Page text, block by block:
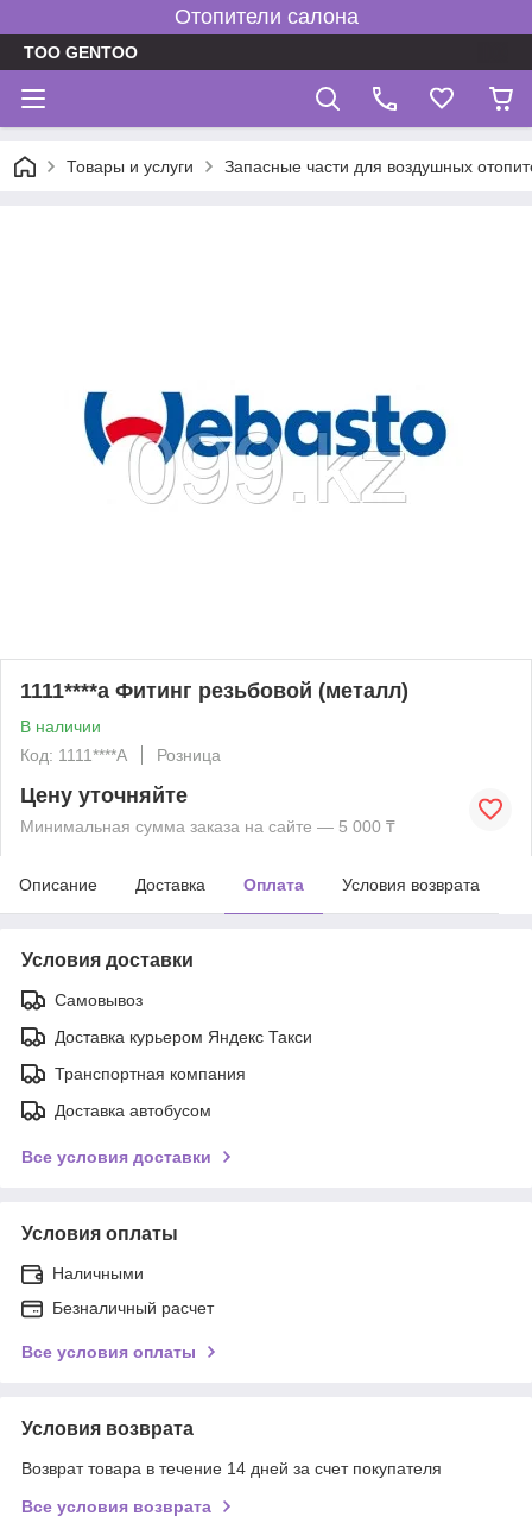
Отопители салона
TOO GENTOO
Товары и услуги Запасные части для воздушных
1111****a Фитинг резьбовой (металл)
В наличии
Код: 1111****A
Розница
Цену уточняйте
Минимальная сумма заказа на сайте — 5 000 ₸
Описание Доставка Оплата Условия возврата
Условия доставки
Самовывоз
Доставка курьером Яндекс Такси
Транспортная компания
Доставка автобусом
Все условия доставки
Условия оплаты
Наличными
Безналичный расчет
Все условия оплаты
Условия возврата
Возврат товара в течение 14 дней за счет покупателя
Все условия возврата